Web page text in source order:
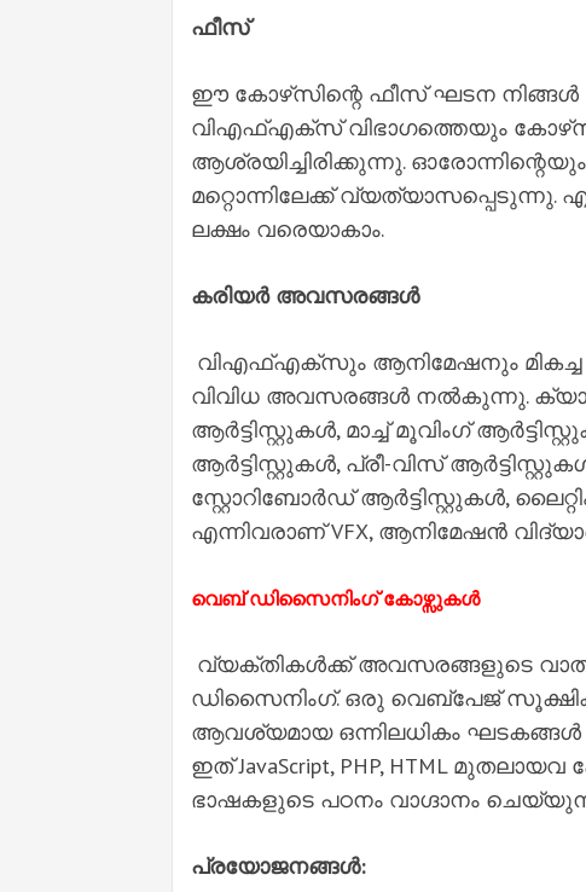
ഫീസ്
ഈ കോഴ്‌സിന്റെ ഫീസ് ഘടന
വിഎഫ്‌എക്‌സ് വിഭാഗത്തെയും
ആശ്രയിച്ചിരിക്കുന്നു.
മറ്റൊന്നിലേക്ക് വ്യത്യാസപ്പെടുന്നു.
ലക്ഷം വരെയാകാം.
കരിയർ അവസരങ്ങൾ
വിഎഫ്എക്സും ആനിമേഷനും മികച്ച
വിവിധ അവസരങ്ങൾ നൽകുന്നു.
ആർട്ടിസ്റ്റുകൾ, മാച്ച് മൂവിംഗ്
ആർട്ടിസ്റ്റുകൾ, പ്രീ-വിസ്
സ്റ്റോറിബോർഡ് ആർട്ടിസ്റ്റുകൾ,
എന്നിവരാണ് VFX, ആനിമേഷൻ
വെബ് ഡിസൈനിംഗ് കോഴ്സുകൾ
വ്യക്തികൾക്ക് അവസരങ്ങളുടെ
ഡിസൈനിംഗ്. ഒരു വെബ്‌പേജ്
ആവശ്യമായ ഒന്നിലധികം
ഇത് JavaScript, PHP, HTML
ഭാഷകളുടെ പഠനം വാഗ്ദാനം
പ്രയോജനങ്ങൾ: